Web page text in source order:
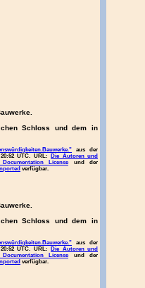
Schloss und dem in
aus der
UTC. URL: Die Autoren und
Licenseund der
verfügbar.
Schloss und dem in
aus der
UTC. URL: Die Autoren und
Licenseund der
verfügbar.